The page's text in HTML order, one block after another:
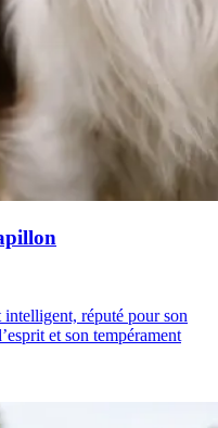
réputé pour son
et son tempérament